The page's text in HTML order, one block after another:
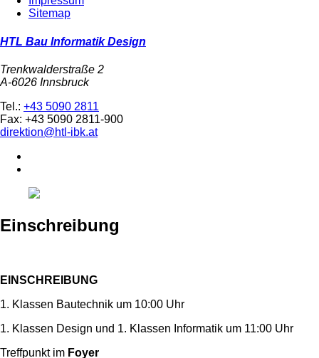
Sitemap
HTL Bau Informatik Design
Trenkwalderstraße 2
A-6026 Innsbruck
Tel.: +43 5090 2811
Fax: +43 5090 2811-900
direktion@htl-ibk.at
Einschreibung
EINSCHREIBUNG
1. Klassen Bautechnik um 10:00 Uhr
1. Klassen Design und 1. Klassen Informatik um 11:00 Uhr
Treffpunkt im Foyer